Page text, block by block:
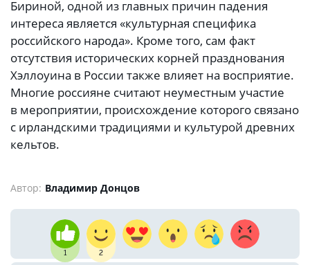
Бириной, одной из главных причин падения
интереса является «культурная специфика
российского народа». Кроме того, сам факт
отсутствия исторических корней празднования
Хэллоуина в России также влияет на восприятие.
Многие россияне считают неуместным участие
в мероприятии, происхождение которого связано
с ирландскими традициями и культурой древних
кельтов.
Автор: Владимир Донцов
1 2